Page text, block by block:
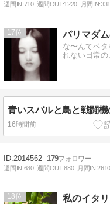
週間IN:710 週間OUT:1220 月間IN:
17 パリマダ
な〜んてベ
れない日常の
青いスバルと鳥と戦闘機
16時間前
2014562 179
週間IN:630 週間OUT:880 月間IN:2610
18 私のイタ